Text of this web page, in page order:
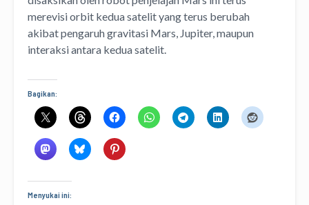
merevisi orbit kedua satelit yang terus berubah
akibat pengaruh gravitasi Mars, Jupiter, maupun
interaksi antara kedua satelit.
Bagikan:
Menyukai ini: